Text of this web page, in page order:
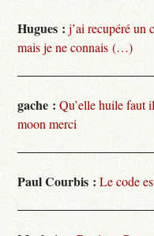
Hugues : j’ai recupéré un
mais je ne connais (…)
gache : Qu’elle huile faut
moon merci
Paul Courbis : Le code